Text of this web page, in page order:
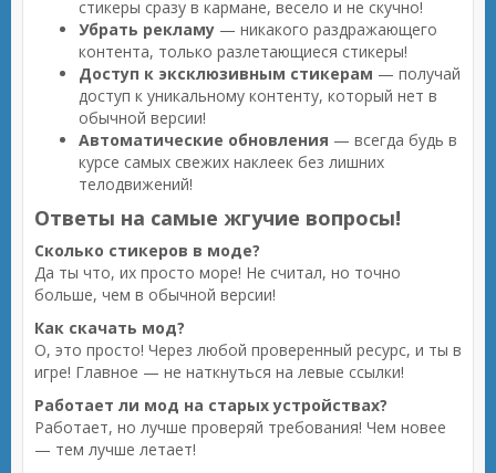
стикеры сразу в кармане, весело и не скучно!
Убрать рекламу — никакого раздражающего
контента, только разлетающиеся стикеры!
Доступ к эксклюзивным стикерам — получай
доступ к уникальному контенту, который нет в
обычной версии!
Автоматические обновления — всегда будь в
курсе самых свежих наклеек без лишних
телодвижений!
Ответы на самые жгучие вопросы!
Сколько стикеров в моде?
Да ты что, их просто море! Не считал, но точно
больше, чем в обычной версии!
Как скачать мод?
О, это просто! Через любой проверенный ресурс, и ты в
игре! Главное — не наткнуться на левые ссылки!
Работает ли мод на старых устройствах?
Работает, но лучше проверяй требования! Чем новее
— тем лучше летает!